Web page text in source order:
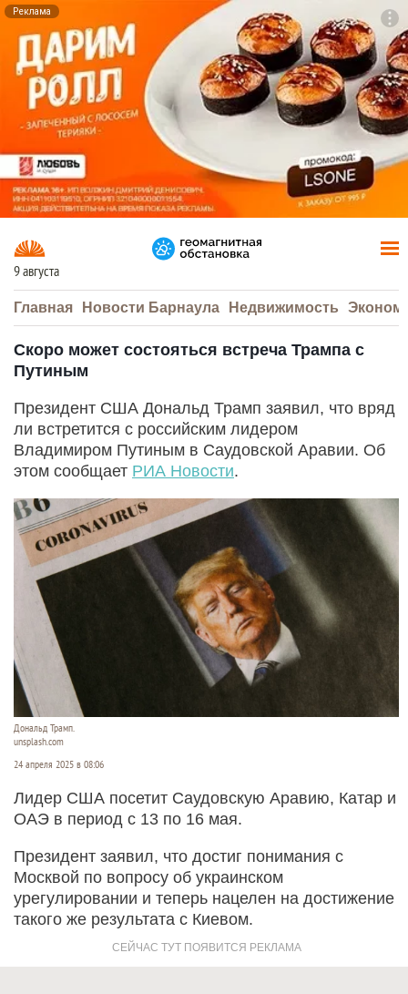
Реклама
9 августа
Главная Новости Барнаула Недвижимость
Скоро может состояться встреча Трампа с
Путиным
Президент США Дональд Трамп заявил, что вряд
ли встретится с российским лидером
Владимиром Путиным в Саудовской Аравии. Об
этом сообщает РИА Новости.
Дональд Трамп.
unsplash.com
24 апреля 2025 в 08:06
Лидер США посетит Саудовскую Аравию, Катар и
ОАЭ в период с 13 по 16 мая.
Президент заявил, что достиг понимания с
Москвой по вопросу об украинском
урегулировании и теперь нацелен на достижение
такого же результата с Киевом.